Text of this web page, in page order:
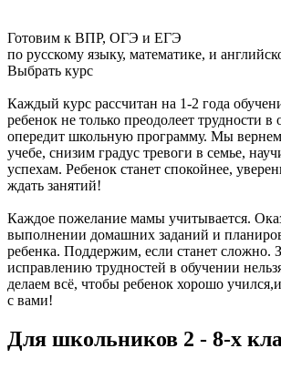
Готовим к ВПР, ОГЭ и ЕГЭ
по русскому языку, математике, и
Выбрать курс
Каждый курс рассчитан на 1-2 года
ребенок не только преодолеет трудности в
опередит школьную программу. Мы
учебе, снизим градус тревоги в семье,
успехам. Ребенок станет спокойнее,
ждать занятий!
Каждое пожелание мамы учитывается.
выполнении домашних заданий и
ребенка. Поддержим, если станет сложно.
исправлению трудностей в обучении
делаем всё, чтобы ребенок хорошо
с вами!
Для школьников 2 - 8-х